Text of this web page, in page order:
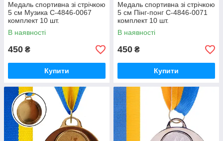
Медаль спортивна зі стрічкою
5 см Музика C-4846-0067
комплект 10 шт.
В наявності
450 ₴
Купити
Медаль спортивна зі стрічкою
5 см Пінг-понг C-4846-0071
комплект 10 шт.
В наявності
450 ₴
Купити